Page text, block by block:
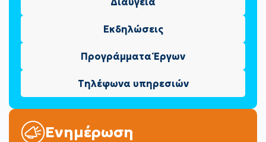
Εκδηλώσεις
Προγράμματα Έργων
Τηλέφωνα υπηρεσιών
Ενημέρωση